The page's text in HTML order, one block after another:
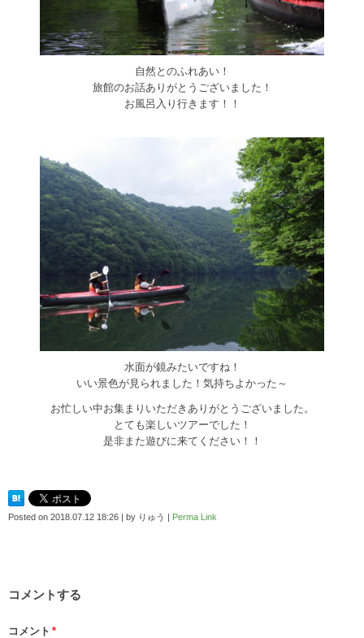
自然とのふれあい！
旅館のお話ありがとうございました！
お風呂入り行きます！！
水面が鏡みたいですね！
いい景色が見られました！気持ちよかった～
お忙しい中お集まりいただきありがとうございました。
とても楽しいツアーでした！
是非また遊びに来てください！！
Posted on 2018.07.12 18:26 | by りゅう | Perma Link
コメントする
コメント *